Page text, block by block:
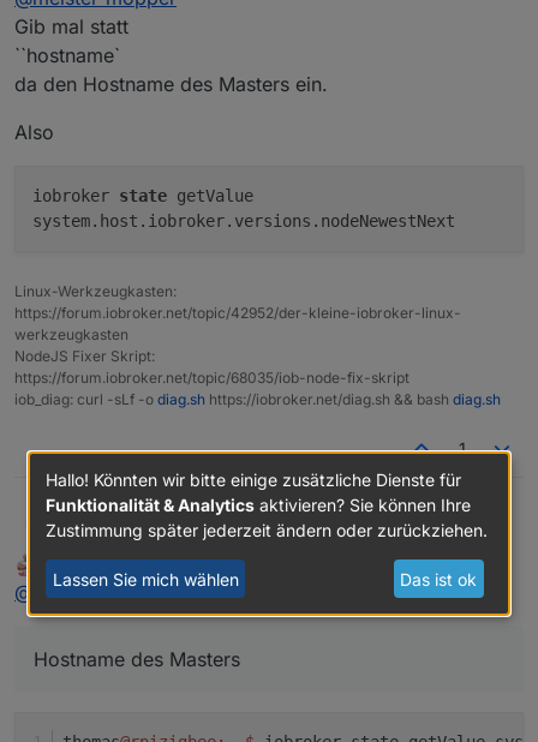
*** NodeJS-Installation
/usr/bin/nodejs
v18.17.1
/usr/bin/npm
nodejs:
Version table:
***
18.17 -deb-1nodesource1
500 https://deb.nodesource.com/node_18.x
100 /var/lib/dpkg/status
12.22.12~dfsg-1~deb11u4 500
Temp directories causing npm8 problem: 0
No problems detected
*** ioBroker-Installation
Objects type:
jsonl
Gib mal statt
``hostname`
da den Hostname des Masters ein.
Also
iobroker state getValue
system.host.iobroker.versions.nodeNewestNext
Linux-Werkzeugkasten:
https://forum.iobroker.net/topic/42952/der-kleine-iobroker-linux-
werkzeugkasten
NodeJS Fixer Skript:
https://forum.iobroker.net/topic/68035/iob-node-fix-skript
iob_diag: curl -sLf -o diag.sh https://iobroker.net/diag.sh && bash diag.sh
1
Thomas Braun@meister-mopper
Gib mal statt
``hostname`
da den Hostname des Masters ein.
Also
Online
Meister Mopper MOST ACTIVE 3. Sept. 2023, 08:58
@ thomas-braunsagte iniob node fix - Skript:
Hostname des Masters
Hallo! Könnten wir bitte einige zusätzliche Dienste für
Funktionalität & Analytics aktivieren? Sie können Ihre
Zustimmung später jederzeit ändern oder zurückziehen.
Lassen Sie mich wählen Das ist ok